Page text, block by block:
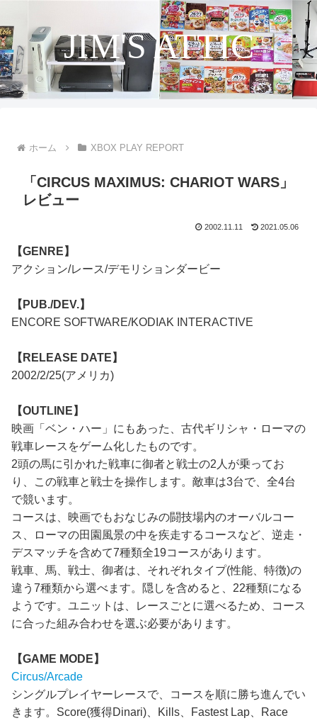
JIM'S ATTIC
ホーム XBOX PLAY REPORT
「CIRCUS MAXIMUS: CHARIOT WARS」
レビュー
2002.11.11 2021.05.06
【GENRE】
アクション/レース/デモリションダービー
【PUB./DEV.】
ENCORE SOFTWARE/KODIAK INTERACTIVE
【RELEASE DATE】
2002/2/25(アメリカ)
【OUTLINE】
映画「ベン・ハー」にもあった、古代ギリシャ・ローマの
戦車レースをゲーム化したものです。
2頭の馬に引かれた戦車に御者と戦士の2人が乗ってお
り、この戦車と戦士を操作します。敵車は3台で、全4台
で競います。
コースは、映画でもおなじみの闘技場内のオーバルコー
ス、ローマの田園風景の中を疾走するコースなど、逆走・
デスマッチを含めて7種類全19コースがあります。
戦車、馬、戦士、御者は、それぞれタイプ(性能、特徴)の
違う7種類から選べます。隠しを含めると、22種類になる
ようです。ユニットは、レースごとに選べるため、コース
に合った組み合わせを選ぶ必要があります。
【GAME MODE】
Circus/Arcade
シングルプレイヤーレースで、コースを順に勝ち進んでい
きます。Score(獲得Dinari)、Kills、Fastest Lap、Race